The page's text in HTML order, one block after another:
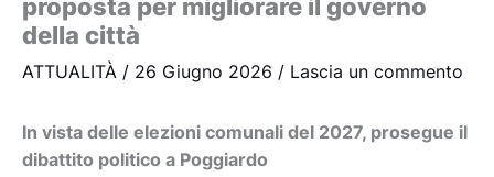
proposta per migliorare il governo
della città
ATTUALITÀ / 26 Giugno 2026 / Lascia un commento
In vista delle elezioni comunali del 2027, prosegue il
dibattito politico a Poggiardo